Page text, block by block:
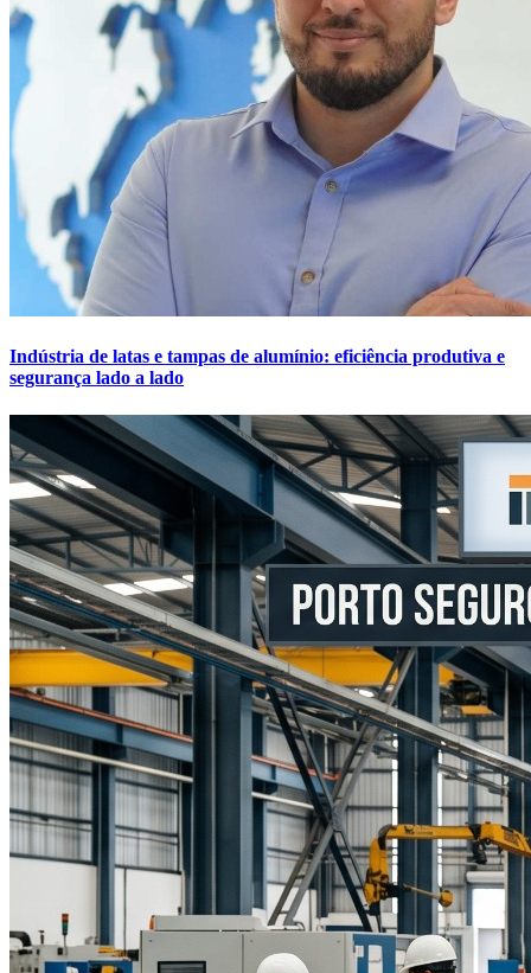
Indústria de latas e tampas de alumínio: eficiência produtiva e
segurança lado a lado